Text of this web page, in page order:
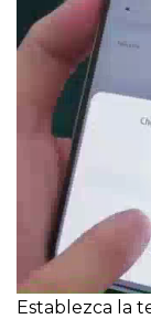
Establezca la